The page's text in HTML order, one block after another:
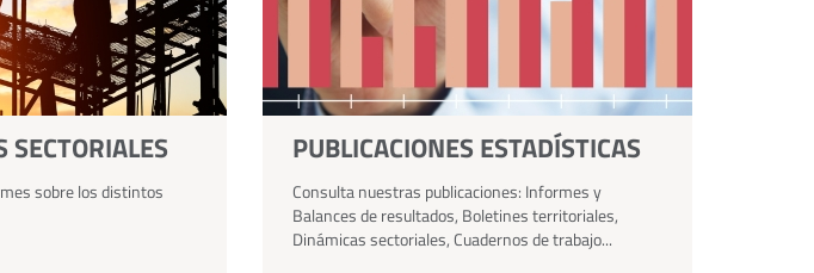
SECTORIALES
sobre los distintos
PUBLICACIONES ESTADÍSTICAS
Consulta nuestras publicaciones: Informes y
Balances de resultados, Boletines territoriales,
Dinámicas sectoriales, Cuadernos de trabajo...